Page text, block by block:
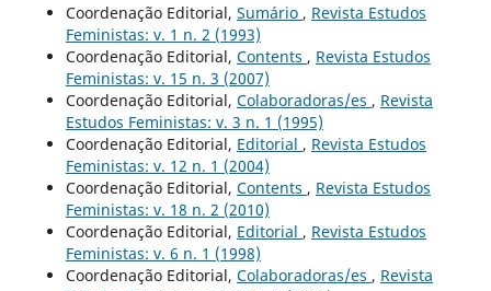
Coordenação Editorial, Sumário , Revista Estudos
Feministas: v. 1 n. 2 (1993)
Coordenação Editorial, Contents , Revista Estudos
Feministas: v. 15 n. 3 (2007)
Coordenação Editorial, Colaboradoras/es , Revista
Estudos Feministas: v. 3 n. 1 (1995)
Coordenação Editorial, Editorial , Revista Estudos
Feministas: v. 12 n. 1 (2004)
Coordenação Editorial, Contents , Revista Estudos
Feministas: v. 18 n. 2 (2010)
Coordenação Editorial, Editorial , Revista Estudos
Feministas: v. 6 n. 1 (1998)
Coordenação Editorial, Colaboradoras/es , Revista